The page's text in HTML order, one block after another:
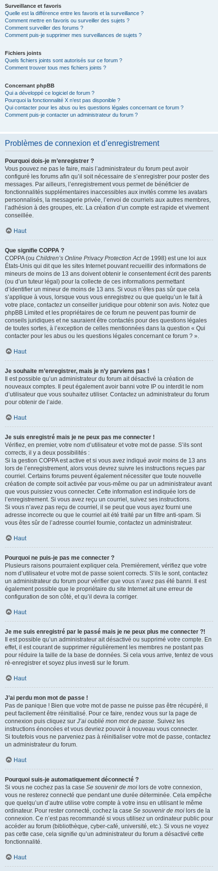
Surveillance et favoris
Quelle est la différence entre les favoris et la surveillance ?
Comment mettre en favoris ou surveiller des sujets ?
Comment surveiller des forums ?
Comment puis-je supprimer mes surveillances de sujets ?
Fichiers joints
Quels fichiers joints sont autorisés sur ce forum ?
Comment trouver tous mes fichiers joints ?
Concernant phpBB
Qui a développé ce logiciel de forum ?
Pourquoi la fonctionnalité X n’est pas disponible ?
Qui contacter pour les abus ou les questions légales concernant ce forum ?
Comment puis-je contacter un administrateur du forum ?
Problèmes de connexion et d’enregistrement
Pourquoi dois-je m’enregistrer ?
Vous pouvez ne pas le faire, mais l’administrateur du forum peut avoir
configuré les forums afin qu’il soit nécessaire de s’enregistrer pour poster des
messages. Par ailleurs, l’enregistrement vous permet de bénéficier de
fonctionnalités supplémentaires inaccessibles aux invités comme les avatars
personnalisés, la messagerie privée, l’envoi de courriels aux autres membres,
l’adhésion à des groupes, etc. La création d’un compte est rapide et vivement
conseillée.
Haut
Que signifie COPPA ?
COPPA (ou Children’s Online Privacy Protection Actde 1998) est une loi aux
États-Unis qui dit que les sites Internet pouvant recueillir des informations de
mineurs de moins de 13 ans doivent obtenir le consentement écrit des parents
(ou d’un tuteur légal) pour la collecte de ces informations permettant
d’identifier un mineur de moins de 13 ans. Si vous n’êtes pas sûr que cela
s’applique à vous, lorsque vous vous enregistrez ou que quelqu’un le fait à
votre place, contactez un conseiller juridique pour obtenir son avis. Notez que
phpBB Limited et les propriétaires de ce forum ne peuvent pas fournir de
conseils juridiques et ne sauraient être contactés pour des questions légales
de toutes sortes, à l’exception de celles mentionnées dans la question « Qui
contacter pour les abus ou les questions légales concernant ce forum ? ».
Haut
Je souhaite m’enregistrer, mais je n’y parviens pas !
Il est possible qu’un administrateur du forum ait désactivé la création de
nouveaux comptes. Il peut également avoir banni votre IP ou interdit le nom
d’utilisateur que vous souhaitez utiliser. Contactez un administrateur du forum
pour obtenir de l’aide.
Haut
Je suis enregistré mais je ne peux pas me connecter !
Vérifiez, en premier, votre nom d’utilisateur et votre mot de passe. S’ils sont
corrects, il y a deux possibilités :
Si la gestion COPPA est active et si vous avez indiqué avoir moins de 13 ans
lors de l’enregistrement, alors vous devrez suivre les instructions reçues par
courriel. Certains forums peuvent également nécessiter que toute nouvelle
création de compte soit activée par vous-même ou par un administrateur avant
que vous puissiez vous connecter. Cette information est indiquée lors de
l’enregistrement. Si vous avez reçu un courriel, suivez ses instructions.
Si vous n’avez pas reçu de courriel, il se peut que vous ayez fourni une
adresse incorrecte ou que le courriel ait été traité par un filtre anti-spam. Si
vous êtes sûr de l’adresse courriel fournie, contactez un administrateur.
Haut
Pourquoi ne puis-je pas me connecter ?
Plusieurs raisons pourraient expliquer cela. Premièrement, vérifiez que votre
nom d’utilisateur et votre mot de passe soient corrects. S’ils le sont, contactez
un administrateur du forum pour vérifier que vous n’avez pas été banni. Il est
également possible que le propriétaire du site Internet ait une erreur de
configuration de son côté, et qu’il devra la corriger.
Haut
Je me suis enregistré par le passé mais je ne peux plus me connecter ?!
Il est possible qu’un administrateur ait désactivé ou supprimé votre compte. En
effet, il est courant de supprimer régulièrement les membres ne postant pas
pour réduire la taille de la base de données. Si cela vous arrive, tentez de vous
ré-enregistrer et soyez plus investi sur le forum.
Haut
J’ai perdu mon mot de passe !
Pas de panique ! Bien que votre mot de passe ne puisse pas être récupéré, il
peut facilement être réinitialisé. Pour ce faire, rendez vous sur la page de
connexion puis cliquez sur J’ai oublié mon mot de passe. Suivez les
instructions énoncées et vous devriez pouvoir à nouveau vous connecter.
Si toutefois vous ne parveniez pas à réinitialiser votre mot de passe, contactez
un administrateur du forum.
Haut
Pourquoi suis-je automatiquement déconnecté ?
Si vous ne cochez pas la case Se souvenir de moi lors de votre connexion,
vous ne resterez connecté que pendant une durée déterminée. Cela empêche
que quelqu’un d’autre utilise votre compte à votre insu en utilisant le même
ordinateur. Pour rester connecté, cochez la case Se souvenir de moi lors de la
connexion. Ce n’est pas recommandé si vous utilisez un ordinateur public pour
accéder au forum (bibliothèque, cyber-café, université, etc.). Si vous ne voyez
pas cette case, cela signifie qu’un administrateur du forum a désactivé cette
fonctionnalité.
Haut